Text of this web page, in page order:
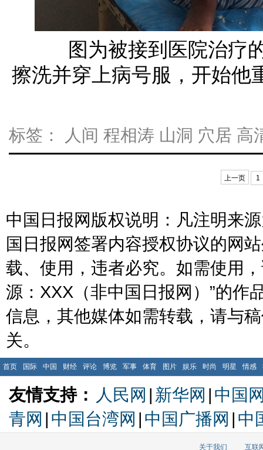
图为被接到医院治疗的
擦洗并穿上病号服，开始他
标签： 人间 程相涛 山洞 穴居 高
上一页 1
中国日报网版权说明：凡注明来
国日报网签署内容授权协议的网
载、使用，违者必究。如需使用
源：XXX（非中国日报网）”的作
信息，其他媒体如需转载，请与
关。
首页 国际 中国 财经 评论 博览 军事 体育 图片 娱乐 时尚 明星 情感
友情支持： 人民网 | 新华网 | 中国
青网 | 中国台湾网 | 中国广播网 | 中
关于我们 互联